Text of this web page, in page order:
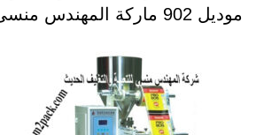
موديل 902 ماركة المهندس منسى